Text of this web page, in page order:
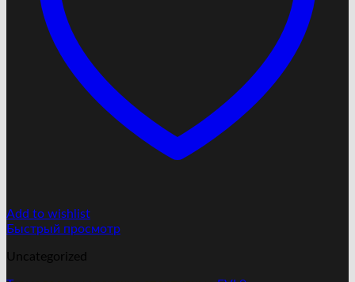
Add to wishlist
Быстрый просмотр
Uncategorized